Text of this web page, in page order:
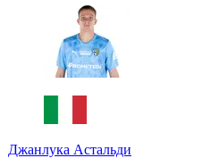
Джанлука Астальди